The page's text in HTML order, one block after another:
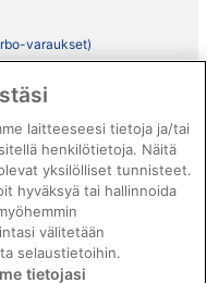
varaukset)
sisällöstä
laitteeseesi tietoja ja/tai
henkilötietoja. Näitä
yksilölliset tunnisteet.
hyväksyä tai hallinnoida
välitetään
selaustietoihin.
tietojasi